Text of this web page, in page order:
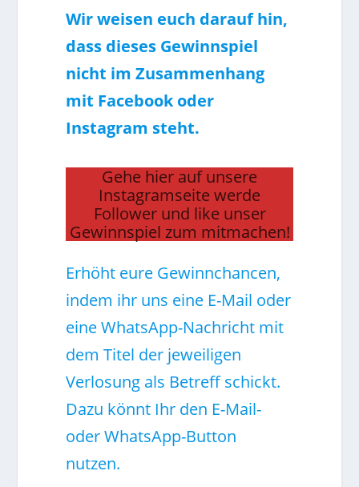
Wir weisen euch darauf hin,
dass dieses Gewinnspiel
nicht im Zusammenhang
mit Facebook oder
Instagram steht.
Gehe hier auf unsere
Instagramseite werde
Follower und like unser
Gewinnspiel zum mitmachen!
Erhöht eure Gewinnchancen,
indem ihr uns eine E-Mail oder
eine WhatsApp-Nachricht mit
dem Titel der jeweiligen
Verlosung als Betreff schickt.
Dazu könnt Ihr den E-Mail-
oder WhatsApp-Button
nutzen.